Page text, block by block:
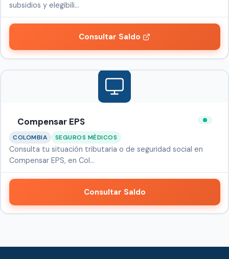
subsidios y elegibili…
Consultar Saldo
Compensar EPS
COLOMBIA SEGUROS MÉDICOS
Consulta tu situación tributaria o de seguridad social en
Compensar EPS, en Col…
Consultar Saldo